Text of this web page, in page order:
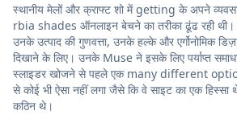
स्थानीय मेलों और क्राफ्ट शो में getting के अपने
rbia shades ऑनलाइन बेचने का तरीका ढूंढ रही
उनके उत्पाद की गुणवत्ता, उनके हल्के और एर्गोनोमिक
दिखाने के लिए। उनके Muse ने इसके लिए पर्याप्त
स्लाइडर खोजने से पहले एक many different
से कोई भी ऐसा नहीं लगा जैसे कि वे साइट का एक
कठिन थे।